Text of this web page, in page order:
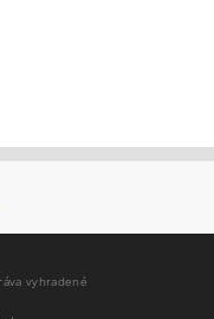
vyhradené